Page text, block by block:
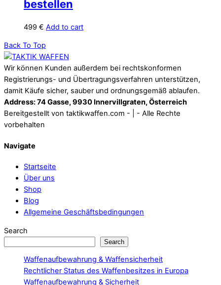
bestellen
499 € Add to cart
Back To Top
Wir können Kunden außerdem bei rechtskonformen
Registrierungs- und Übertragungsverfahren unterstützen,
damit Käufe sicher, sauber und ordnungsgemäß ablaufen.
Address: 74 Gasse, 9930 Innervillgraten, Österreich
Bereitgestellt von taktikwaffen.com - | - Alle Rechte
vorbehalten
Navigate
Startseite
Über uns
Shop
Blog
Allgemeine Geschäftsbedingungen
Search
Search
Waffenaufbewahrung & Waffensicherheit
Rechtlicher Status des Waffenbesitzes in Europa
Waffenaufbewahrung & Sicherheit